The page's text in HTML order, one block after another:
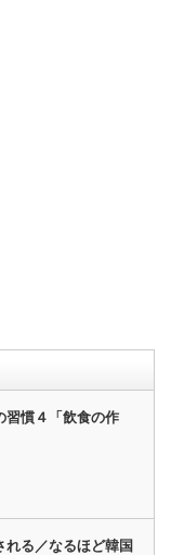
習慣４「飲食の作
れる／なるほど韓国